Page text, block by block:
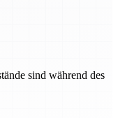
sind während des